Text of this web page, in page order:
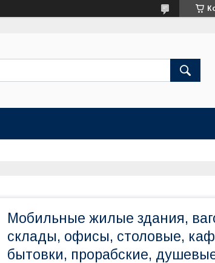
Мобильные жилые здания,
склады, офисы, столовые,
бытовки, прорабские,